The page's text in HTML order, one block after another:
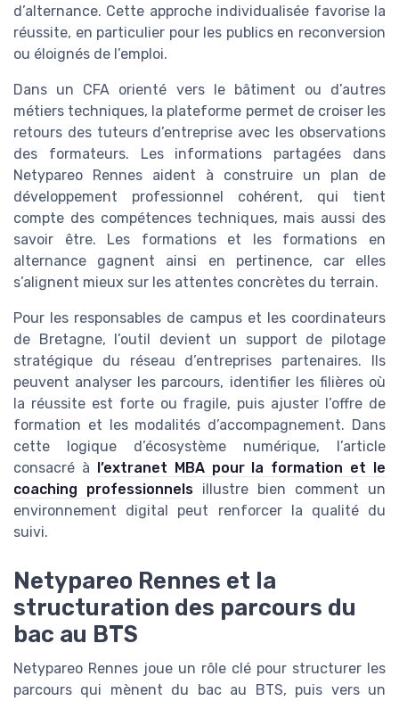
d’alternance. Cette approche individualisée favorise la
réussite, en particulier pour les publics en reconversion
ou éloignés de l’emploi.
Dans un CFA orienté vers le bâtiment ou d’autres
métiers techniques, la plateforme permet de croiser les
retours des tuteurs d’entreprise avec les observations
des formateurs. Les informations partagées dans
Netypareo Rennes aident à construire un plan de
développement professionnel cohérent, qui tient
compte des compétences techniques, mais aussi des
savoir être. Les formations et les formations en
alternance gagnent ainsi en pertinence, car elles
s’alignent mieux sur les attentes concrètes du terrain.
Pour les responsables de campus et les coordinateurs
de Bretagne, l’outil devient un support de pilotage
stratégique du réseau d’entreprises partenaires. Ils
peuvent analyser les parcours, identifier les filières où
la réussite est forte ou fragile, puis ajuster l’offre de
formation et les modalités d’accompagnement. Dans
cette logique d’écosystème numérique, l’article
consacré à
l’extranet MBA pour la formation et le
coaching professionnels illustre bien comment un
environnement digital peut renforcer la qualité du
suivi.
Netypareo Rennes et la
structuration des parcours du
bac au BTS
Netypareo Rennes joue un rôle clé pour structurer les
parcours qui mènent du bac au BTS, puis vers un